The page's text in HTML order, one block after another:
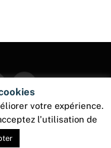
Pinterest
byThemeSphere.
votre expérience.
l'utilisation de